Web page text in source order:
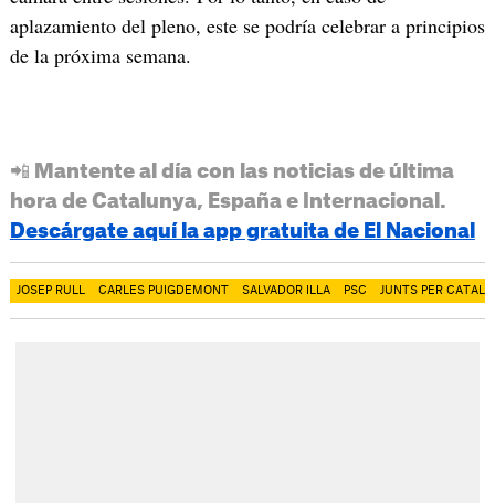
aplazamiento del pleno, este se podría celebrar a principios
de la próxima semana.
📲 Mantente al día con las noticias de última
hora de Catalunya, España e Internacional.
Descárgate aquí la app gratuita de El Nacional
JOSEP RULL CARLES PUIGDEMONT SALVADOR ILLA PSC JUNTS PER